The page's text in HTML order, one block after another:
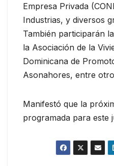
Empresa Privada
Industrias, y diversos
También participarán
la Asociación de la
Dominicana de
Asonahores, entre
Manifestó que la
programada para este